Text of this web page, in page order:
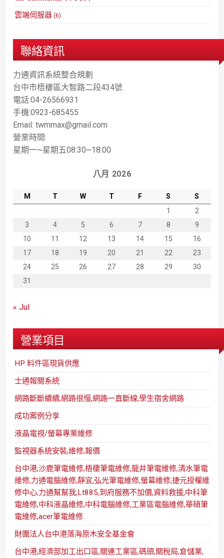
雲端伺服器 (6)
聯絡資訊
力通資訊系統整合規劃
台中市梧棲區大智路二段434號
電話:04-26566931
手機:0923-685455
Email: twmmax@gmail.com
營業時間:
星期一~星期五08:30~18:00
八月 2026
M T W T F S
S
1
2
3
4 5 6 7 8
9
10
11 12 13 14 15
16
17
18 19 20 21 22
23
24
25 26 27 28 29
30
31
« Jul
營業項目
HP 料件區現貨供應
士通報關系統
網路斷斷續續,網路很慢,網路一直斷線,學生宿舍網路
成功案例分享
液晶電視/螢幕專業維修
監視器系統安裝,維修,報價
台中港,沙鹿筆電維修,梧棲筆電維修,龍井筆電維修,清水筆電
維修,力通電腦維修,靜宜,弘光筆電維修,螢幕維修,捷元授權維
修中心,力通幫幫我,Lt885,到府服務不加價,資料救援,中科筆
電維修,中科液晶維修,中科電腦維修,工業區電腦維修,華碩筆
電維修,acer筆電維修
財團法人台中港落海原木安全基金會
台中港,經濟部加工出口區,關連工業區,碼頭,關稅局,倉儲業,